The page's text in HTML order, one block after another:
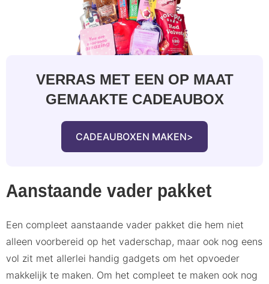
VERRAS MET EEN OP MAAT
GEMAAKTE CADEAUBOX
CADEAUBOXEN MAKEN
Aanstaande vader pakket
Een compleet aanstaande vader pakket die hem niet
alleen voorbereid op het vaderschap, maar ook nog eens
vol zit met allerlei handig gadgets om het opvoeder
makkelijk te maken. Om het compleet te maken ook nog